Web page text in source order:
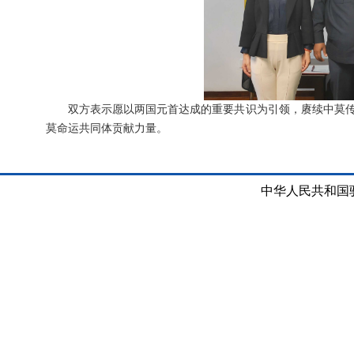
双方表示愿以两国元首达成的重要共识为引领，赓续中
莫命运共同体贡献力量。
中华人民共和国